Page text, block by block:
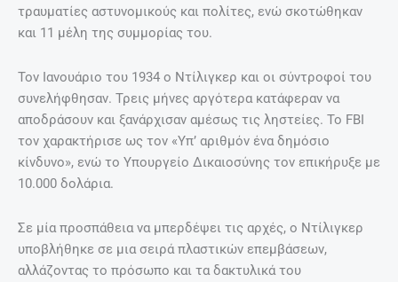
τραυματίες αστυνομικούς και πολίτες, ενώ σκοτώθηκαν
και 11 μέλη της συμμορίας του.
Τον Ιανουάριο του 1934 ο Ντίλιγκερ και οι σύντροφοί του
συνελήφθησαν. Τρεις μήνες αργότερα κατάφεραν να
αποδράσουν και ξανάρχισαν αμέσως τις ληστείες. Το FBI
τον χαρακτήρισε ως τον «Υπ’ αριθμόν ένα δημόσιο
κίνδυνο», ενώ το Υπουργείο Δικαιοσύνης τον επικήρυξε με
10.000 δολάρια.
Σε μία προσπάθεια να μπερδέψει τις αρχές, ο Ντίλιγκερ
υποβλήθηκε σε μια σειρά πλαστικών επεμβάσεων,
αλλάζοντας το πρόσωπο και τα δακτυλικά του